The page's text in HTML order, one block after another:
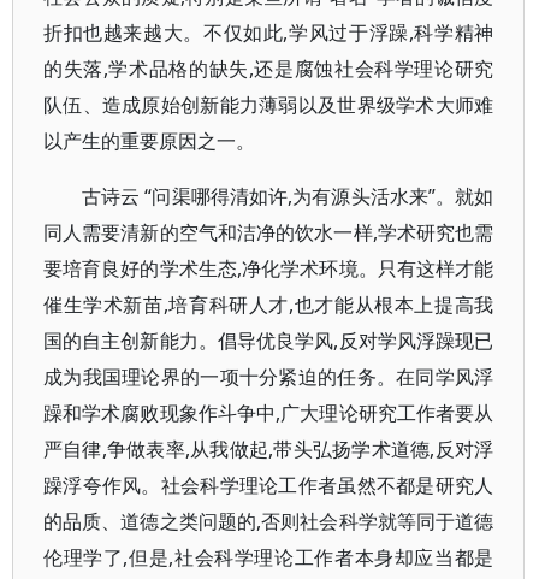
折扣也越来越大。不仅如此,学风过于浮躁,科学精神
的失落,学术品格的缺失,还是腐蚀社会科学理论研究
队伍、造成原始创新能力薄弱以及世界级学术大师难
以产生的重要原因之一。
古诗云 “问渠哪得清如许,为有源头活水来”。就如
同人需要清新的空气和洁净的饮水一样,学术研究也需
要培育良好的学术生态,净化学术环境。只有这样才能
催生学术新苗,培育科研人才,也才能从根本上提高我
国的自主创新能力。倡导优良学风,反对学风浮躁现已
成为我国理论界的一项十分紧迫的任务。在同学风浮
躁和学术腐败现象作斗争中,广大理论研究工作者要从
严自律,争做表率,从我做起,带头弘扬学术道德,反对浮
躁浮夸作风。社会科学理论工作者虽然不都是研究人
的品质、道德之类问题的,否则社会科学就等同于道德
伦理学了,但是,社会科学理论工作者本身却应当都是